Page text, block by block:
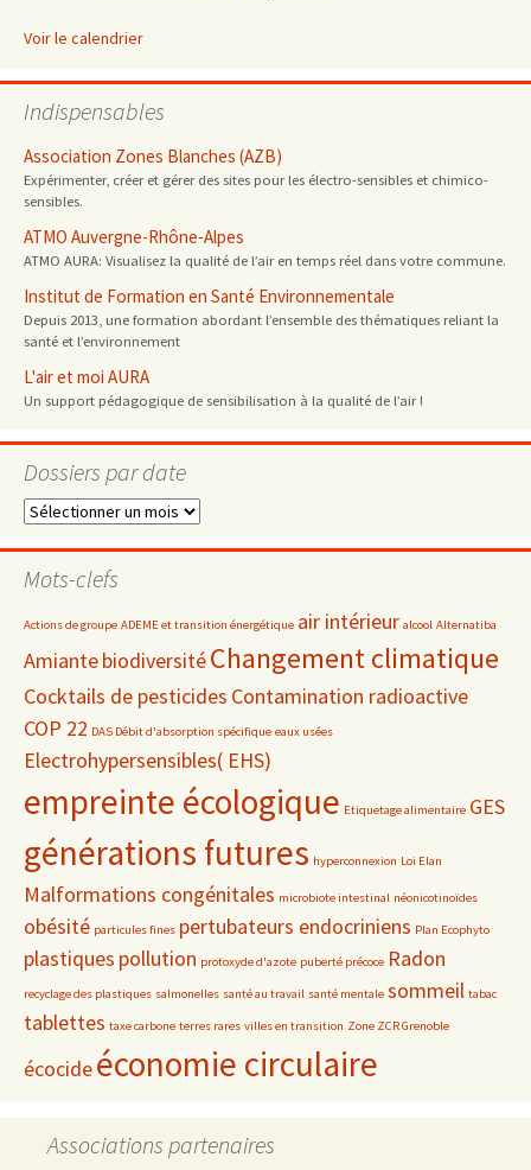
Voir le calendrier
Indispensables
Association Zones Blanches (AZB)
Expérimenter, créer et gérer des sites pour les électro-sensibles et chimico-
sensibles.
ATMO Auvergne-Rhône-Alpes
ATMO AURA: Visualisez la qualité de l’air en temps réel dans votre commune.
Institut de Formation en Santé Environnementale
Depuis 2013, une formation abordant l’ensemble des thématiques reliant la
santé et l’environnement
L'air et moi AURA
Un support pédagogique de sensibilisation à la qualité de l’air !
Dossiers par date
Dossiers
date
Mots-clefs
Actions de groupe ADEME et transition énergétique air intérieur alcool Alternatiba
AmiantebiodiversitéChangement climatique
Cocktails de pesticides Contamination radioactive
COP 22 DAS Débit d'absorption spécifique eaux usées
Electrohypersensibles( EHS)
empreinte écologique Etiquetage alimentaire GES
générations futures hyperconnexion Loi Elan
Malformations congénitales microbiote intestinal néonicotinoïdes
obésité particules fines pertubateurs endocriniens Plan Ecophyto
plastiques pollution protoxyde d'azote puberté précoce Radon
recyclage des plastiques salmonelles santé au travail santé mentale sommeil tabac
tablettes taxe carbone terres rares villes en transition Zone ZCR Grenoble
écocideéconomie circulaire
Associations partenaires